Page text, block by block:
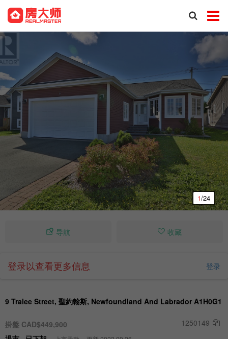
1/24
导航 收藏
登录以查看更多信息 登录